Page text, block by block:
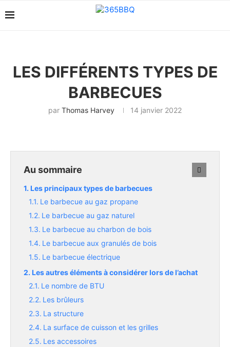
LES DIFFÉRENTS TYPES DE
BARBECUES
par Thomas Harvey 14 janvier 2022
Au sommaire
Les principaux types de barbecues
Le barbecue au gaz propane
Le barbecue au gaz naturel
Le barbecue au charbon de bois
Le barbecue aux granulés de bois
Le barbecue électrique
Les autres éléments à considérer lors de l’achat
Le nombre de BTU
Les brûleurs
La structure
La surface de cuisson et les grilles
Les accessoires